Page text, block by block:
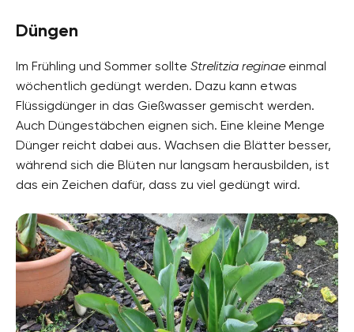
Düngen
Im Frühling und Sommer sollte Strelitzia reginaeeinmal
wöchentlich gedüngt werden. Dazu kann etwas
Flüssigdünger in das Gießwasser gemischt werden.
Auch Düngestäbchen eignen sich. Eine kleine Menge
Dünger reicht dabei aus. Wachsen die Blätter besser,
während sich die Blüten nur langsam herausbilden, ist
das ein Zeichen dafür, dass zu viel gedüngt wird.